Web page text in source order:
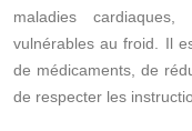
maladies
vulnérables au froid. Il
de médicaments, de
de respecter les